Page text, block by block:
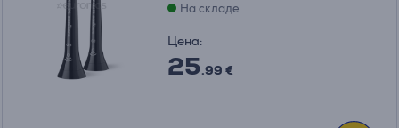
На складе
Цена:
25.99 €